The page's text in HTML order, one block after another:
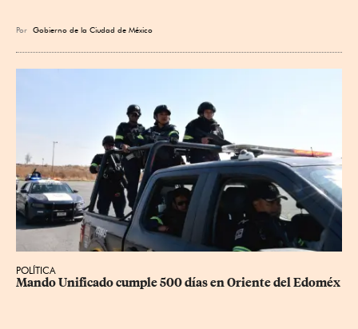
Por Gobierno de la Ciudad de México
POLÍTICA
Mando Unificado cumple 500 días en Oriente del Edoméx